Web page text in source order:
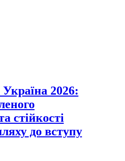
2026:
стійкості
до вступу